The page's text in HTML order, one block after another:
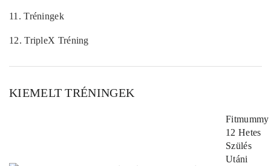
11.Tréningek
12.TripleX Tréning
KIEMELT TRÉNINGEK
Fitmummy
12 Hetes
Szülés
Utáni